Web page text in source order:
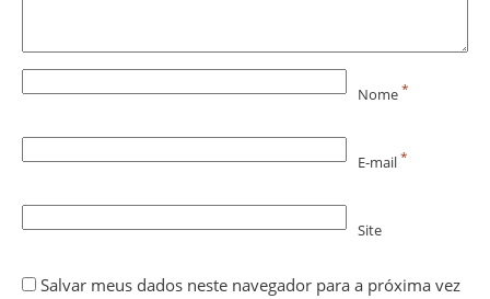
Nome*
E-mail*
Site
Salvar meus dados neste navegador para a próxima vez